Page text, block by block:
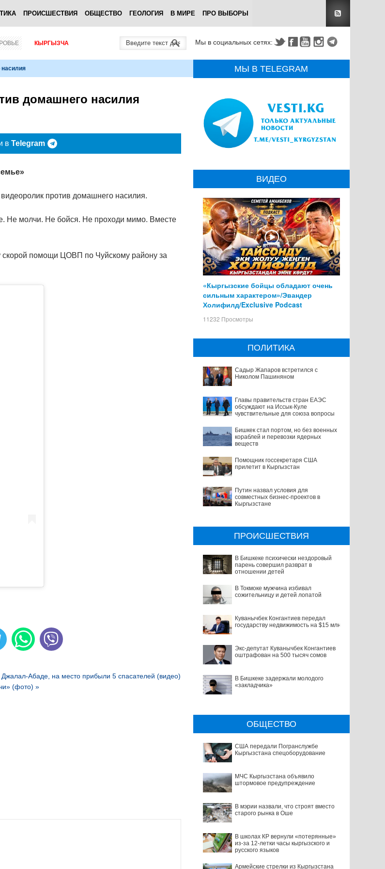
ПРОИСШЕСТВИЯ ОБЩЕСТВО ГЕОЛОГИЯ В МИРЕ ПРО ВЫБОРЫ
КЫРГЫЗЧА Мы в социальных сетях:
домашнего насилия
в Telegram
против домашнего насилия.
Не молчи. Не бойся. Не проходи мимо. Вместе
скорой помощи ЦОВП по Чуйскому району за
Абаде, на место прибыли 5 спасателей (видео)
(фото) »
МЫ В TELEGRAM
ВИДЕО
«Кыргызские бойцы обладают очень
сильным характером»/Эвандер
Холифилд/Exclusive Podcast
11232 Просмотры
ПОЛИТИКА
Садыр Жапаров встретился с
Николом Пашиняном
Главы правительств стран ЕАЭС
обсуждают на Иссык-Куле
чувствительные для союза вопросы
Бишкек стал портом, но без военных
кораблей и перевозки ядерных
веществ
Помощник госсекретаря США
прилетит в Кыргызстан
Путин назвал условия для
совместных бизнес-проектов в
Кыргызстане
ПРОИСШЕСТВИЯ
В Бишкеке психически нездоровый
парень совершил разврат в
отношении детей
В Токмоке мужчина избивал
сожительницу и детей лопатой
Куванычбек Конгантиев передал
государству недвижимость на $15 млн
Экс-депутат Куванычбек Конгантиев
оштрафован на 500 тысяч сомов
В Бишкеке задержали молодого
«закладчика»
ОБЩЕСТВО
США передали Погранслужбе
Кыргызстана спецоборудование
МЧС Кыргызстана объявило
штормовое предупреждение
В мэрии назвали, что строят вместо
старого рынка в Оше
В школах КР вернули «потерянные»
из-за 12-летки часы кыргызского и
русского языков
Армейские стрелки из Кыргызстана